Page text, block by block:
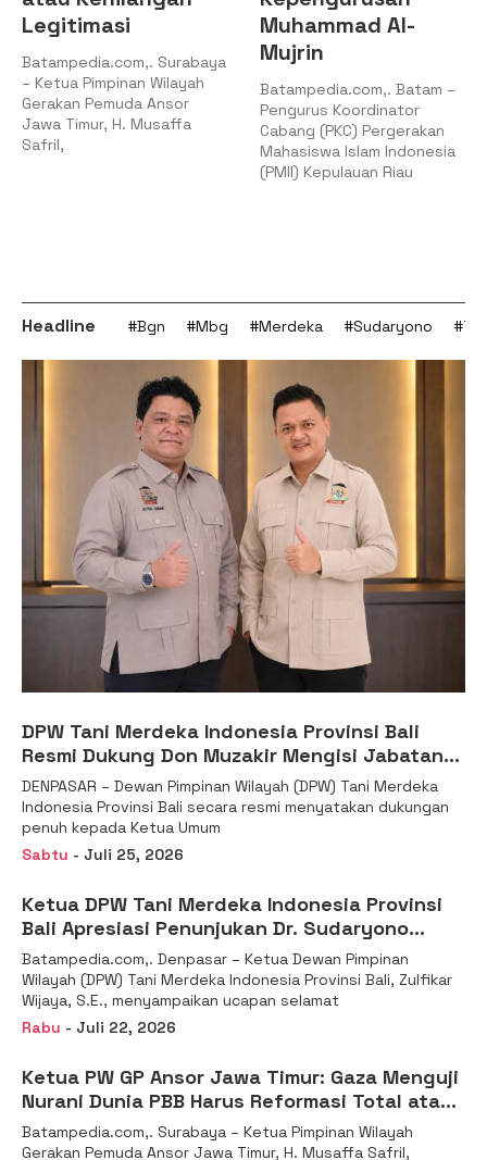
Surabaya
Pimpinan Wilayah
Pemuda Ansor
Timur, H. Musaffa
Muhammad Al-
Mujrin
Batampedia.com,. Batam –
Pengurus Koordinator
Cabang (PKC) Pergerakan
Mahasiswa Islam Indonesia
(PMII) Kepulauan Riau
Headline #Bgn #Mbg #Merdeka #Sudaryono
DPW Tani Merdeka Indonesia Provinsi Bali
Resmi Dukung Don Muzakir Mengisi Jabatan
Wakil Menteri Pertanian RI
DENPASAR – Dewan Pimpinan Wilayah (DPW) Tani Merdeka
Indonesia Provinsi Bali secara resmi menyatakan dukungan
penuh kepada Ketua Umum
Sabtu - Juli 25, 2026
Ketua DPW Tani Merdeka Indonesia Provinsi
Bali Apresiasi Penunjukan Dr. Sudaryono
sebagai Kepala Badan Gizi Nasional
Batampedia.com,. Denpasar – Ketua Dewan Pimpinan
Wilayah (DPW) Tani Merdeka Indonesia Provinsi Bali, Zulfikar
Wijaya, S.E., menyampaikan ucapan selamat
Rabu - Juli 22, 2026
Ketua PW GP Ansor Jawa Timur: Gaza Menguji
Nurani Dunia PBB Harus Reformasi Total atau
Kehilangan Legitimasi
Batampedia.com,. Surabaya – Ketua Pimpinan Wilayah
Gerakan Pemuda Ansor Jawa Timur, H. Musaffa Safril,